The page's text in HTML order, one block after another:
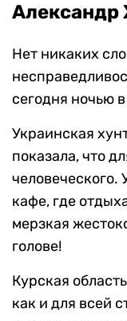
Александр
Нет никаких
сегодня ночью
Украинская
показала, что
человеческого.
кафе, где
мерзкая
голове!
Курская
как и для всей